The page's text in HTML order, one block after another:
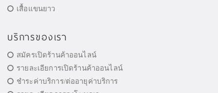
เสื้อแขนยาว
บริการของเรา
สมัครเปิดร้านค้าออนไลน์
รายละเอียการเปิดร้านค้าออนไลน์
ชำระค่าบริการ/ต่ออายุค่าบริการ